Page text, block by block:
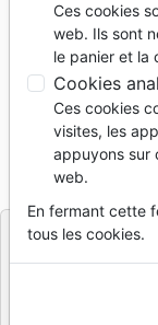
Accueil Livres
PRIERE
PRIERE
Donald A.
Référence
Editeur Excelsis
Ces cookies
web. Ils sont
le panier et la
Cookies
Ces cookies
visites, les
appuyons sur
web.
En fermant cette
tous les cookies.